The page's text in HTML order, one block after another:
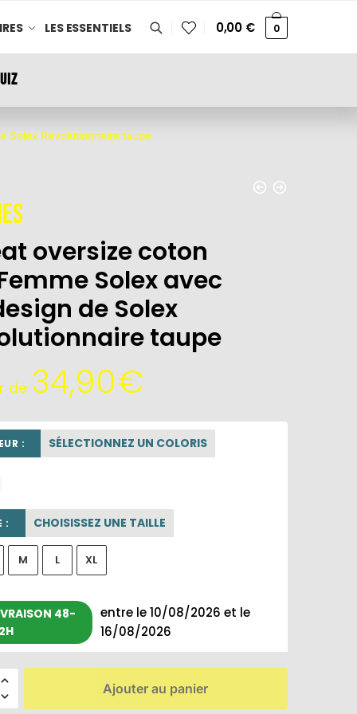
LES ESSENTIELS 0,00 € 0
Solex Révolutionnaire taupe
oversize coton
Solex avec
de Solex
taupe
de 34,90€
: SÉLECTIONNEZ UN COLORIS
: CHOISISSEZ UNE TAILLE
M L XL
48-
entre le 10/08/2026 et le
16/08/2026
Ajouter au panier